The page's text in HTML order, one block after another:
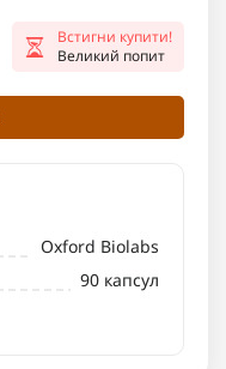
Встигни купити!
Великий попит
Oxford Biolabs
90 капсул